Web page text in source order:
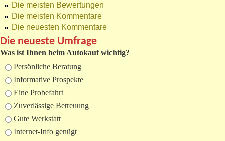
Die meisten Bewertungen
Die meisten Kommentare
Die neuesten Kommentare
Die neueste Umfrage
Was ist Ihnen beim Autokauf wichtig?
Auswahlmöglichkeiten
Persönliche Beratung
Informative Prospekte
Eine Probefahrt
Zuverlässige Betreuung
Gute Werkstatt
Internet-Info genügt